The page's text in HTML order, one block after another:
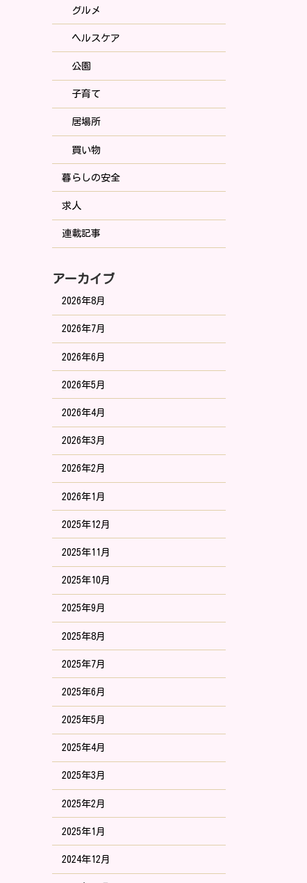
グルメ
ヘルスケア
公園
子育て
居場所
買い物
暮らしの安全
求人
連載記事
アーカイブ
2026年8月
2026年7月
2026年6月
2026年5月
2026年4月
2026年3月
2026年2月
2026年1月
2025年12月
2025年11月
2025年10月
2025年9月
2025年8月
2025年7月
2025年6月
2025年5月
2025年4月
2025年3月
2025年2月
2025年1月
2024年12月